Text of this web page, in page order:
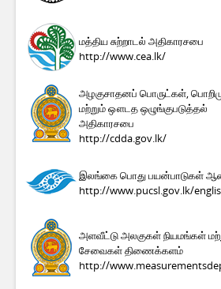
மத்திய சுற்றாடல் அதிகாரசபை
http://www.cea.lk/
அழகுசாதனப் பொருட்கள்,
மற்றும் ஔடத ஒழுங்குபடுத்தல்
அதிகாரசபை
http://cdda.gov.lk/
இலங்கை பொது பயன்பாடுகள்
http://www.pucsl.gov.lk/
அளவீட்டு அலகுகள் நியமங்கள்
சேவைகள் திணைக்களம்
http://